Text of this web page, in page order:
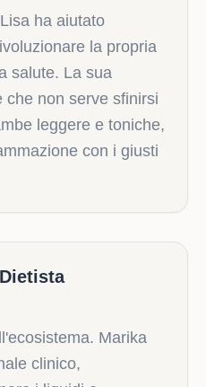
ha aiutato
la propria
salute. La sua
che non serve sfinirsi
leggere e toniche,
con i giusti
Marika
clinico,